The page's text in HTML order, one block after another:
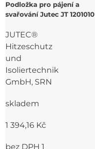
Podložka pro pájení a
svařování Jutec JT 1201010
JUTEC®
Hitzeschutz
und
Isoliertechnik
GmbH, SRN
skladem
1 394,16 Kč
bez DPH 1